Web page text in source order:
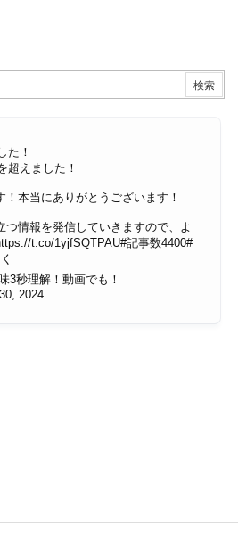
た！
超えました！
！本当にありがとうございます！
つ情報を発信していきますので、よ
t.co/1yjfSQTPAU#記事数4400#
3秒理解！動画でも！
2024